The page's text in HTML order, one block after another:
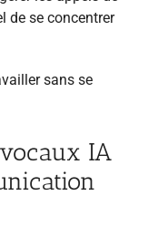
de se concentrer
sans se
IA